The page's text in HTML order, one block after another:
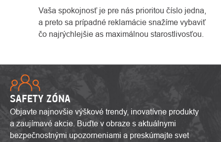
Vaša spokojnosť je pre nás prioritou číslo jedna,
a preto sa prípadné reklamácie snažíme vybaviť
čo najrýchlejšie as maximálnou starostlivosťou.
SAFETY ZÓNA
Objavte najnovšie výškové trendy, inovatívne produkty
a zaujímavé akcie. Buďte v obraze s aktuálnymi
bezpečnostnými upozorneniami a preskúmajte svet